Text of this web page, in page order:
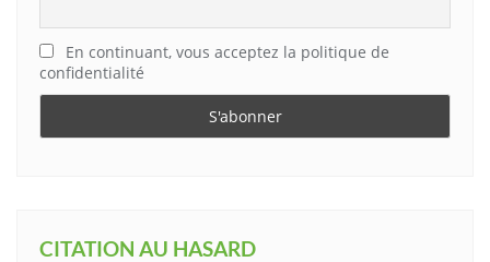
En continuant, vous acceptez la politique de
confidentialité
CITATION AU HASARD